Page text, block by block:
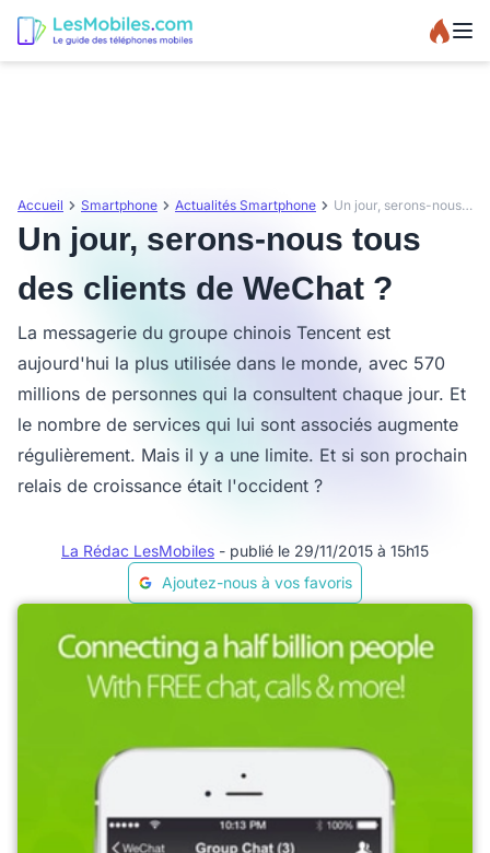
Accueil Smartphone Actualités Smartphone Un jour, serons-nous tous des clients de WeChat ?
Un jour, serons-nous tous
des clients de WeChat ?
La messagerie du groupe chinois Tencent est
aujourd'hui la plus utilisée dans le monde, avec 570
millions de personnes qui la consultent chaque jour. Et
le nombre de services qui lui sont associés augmente
régulièrement. Mais il y a une limite. Et si son prochain
relais de croissance était l'occident ?
La Rédac LesMobiles - publié le 29/11/2015 à 15h15
Ajoutez-nous à vos favoris